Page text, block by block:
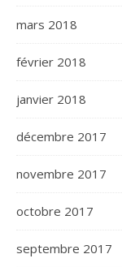
mars 2018
février 2018
janvier 2018
décembre 2017
novembre 2017
octobre 2017
septembre 2017